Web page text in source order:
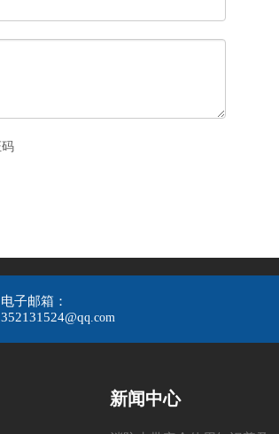
电子邮箱：
352131524@qq.com
新闻中心